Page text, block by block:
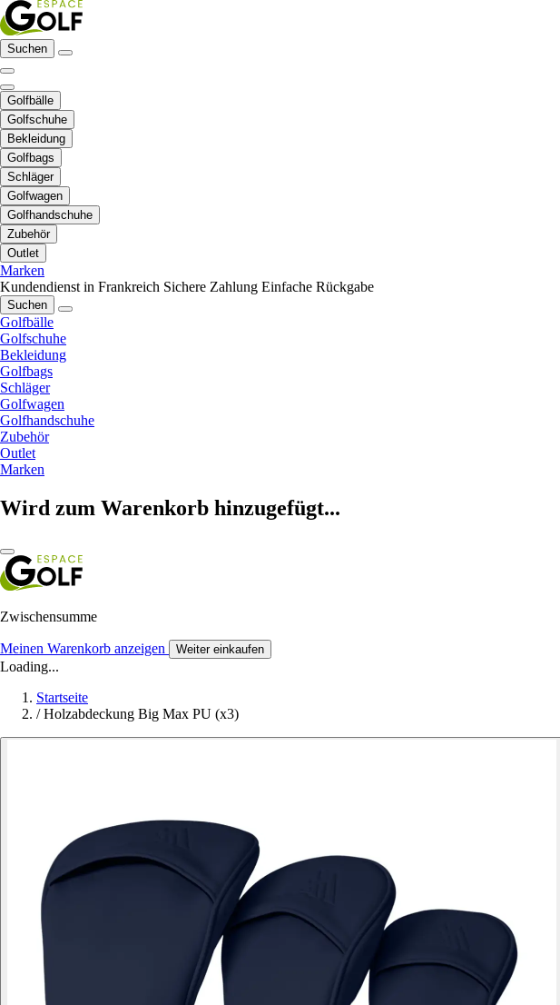
Suchen
Golfbälle
Golfschuhe
Bekleidung
Golfbags
Schläger
Golfwagen
Golfhandschuhe
Zubehör
Outlet
Marken
Kundendienst in Frankreich Sichere Zahlung Einfache Rückgabe
Suchen
Golfbälle
Golfschuhe
Bekleidung
Golfbags
Schläger
Golfwagen
Golfhandschuhe
Zubehör
Outlet
Marken
Wird zum Warenkorb hinzugefügt...
Zwischensumme
Meinen Warenkorb anzeigen Weiter einkaufen
Loading...
Startseite
/ Holzabdeckung Big Max PU (x3)